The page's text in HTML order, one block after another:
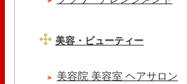
美容・ビューティー
美容院 美容室 ヘアサロン